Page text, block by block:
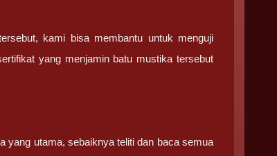
kami bisa membantu untuk menguji
yang menjamin batu mustika tersebut
yang utama, sebaiknya teliti dan baca semua